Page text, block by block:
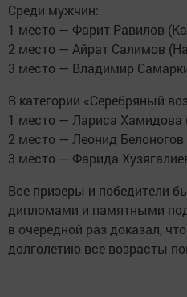
Среди мужчин:
1 место — Фарит Равилов
2 место — Айрат Салимов
3 место — Владимир
В категории «Серебряный
1 место — Лариса Хамидова
2 место — Леонид
3 место — Фарида
Все призеры и победители
дипломами и памятными
в очередной раз доказал,
долголетию все возрасты